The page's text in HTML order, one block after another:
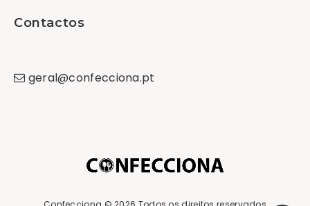
Contactos
geral@confecciona.pt